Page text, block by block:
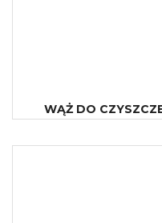
WĄŻ DO